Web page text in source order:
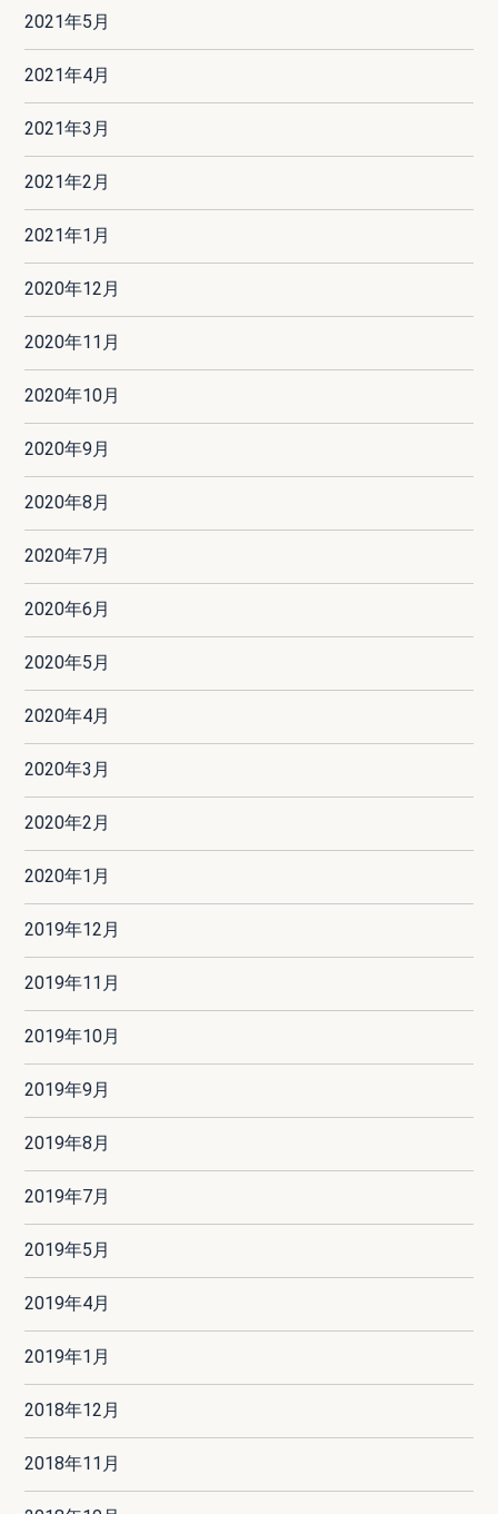
2021年5月
2021年4月
2021年3月
2021年2月
2021年1月
2020年12月
2020年11月
2020年10月
2020年9月
2020年8月
2020年7月
2020年6月
2020年5月
2020年4月
2020年3月
2020年2月
2020年1月
2019年12月
2019年11月
2019年10月
2019年9月
2019年8月
2019年7月
2019年5月
2019年4月
2019年1月
2018年12月
2018年11月